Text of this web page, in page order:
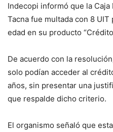
Indecopi informó que la
Tacna fue multada con 8
edad en su producto
De acuerdo con la
solo podían acceder al
años, sin presentar una
que respalde dicho criterio.
El organismo señaló que